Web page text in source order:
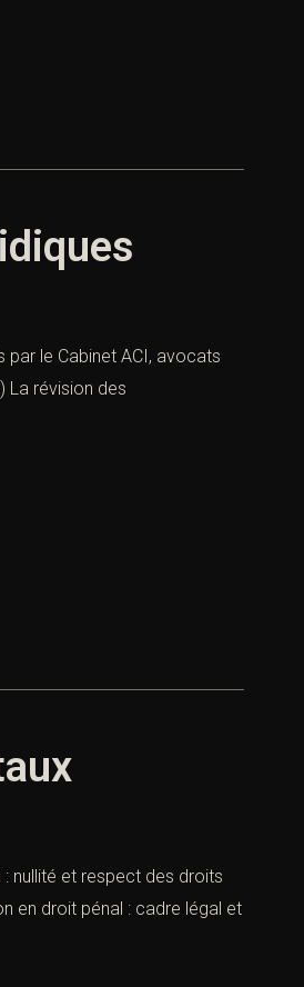
le Cabinet ACI, avocats
La révision des
nullité et respect des droits
en droit pénal : cadre légal et